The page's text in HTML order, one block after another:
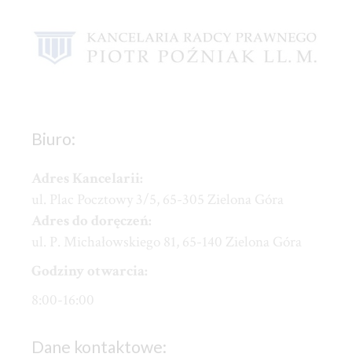
Biuro:
Adres Kancelarii:
ul. Plac Pocztowy 3/5, 65-305 Zielona Góra
Adres do doręczeń:
ul. P. Michałowskiego 81, 65-140 Zielona Góra
Godziny otwarcia:
8:00-16:00
Dane kontaktowe: